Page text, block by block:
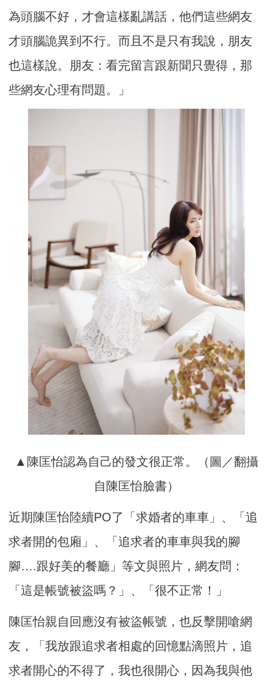
為頭腦不好，才會這樣亂講話，他們這些網友
才頭腦詭異到不行。而且不是只有我說，朋友
也這樣說。朋友：看完留言跟新聞只覺得，那
些網友心理有問題。」
▲陳匡怡認為自己的發文很正常。（圖／翻攝
自陳匡怡臉書）
近期陳匡怡陸續PO了「求婚者的車車」、「追
求者開的包廂」、「追求者的車車與我的腳
腳….跟好美的餐廳」等文與照片，網友問：
「這是帳號被盜嗎？」、「很不正常！」
陳匡怡親自回應沒有被盜帳號，也反擊開嗆網
友，「我放跟追求者相處的回憶點滴照片，追
求者開心的不得了，我也很開心，因為我與他